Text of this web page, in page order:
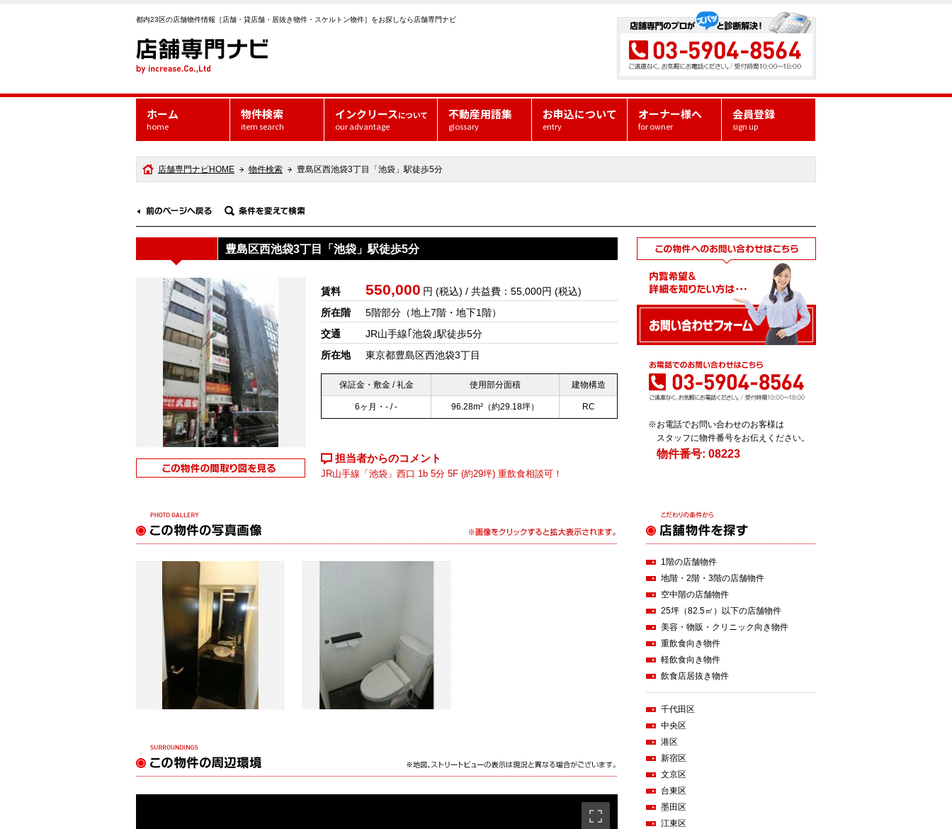
都内23区の店舗物件情報［店舗・貸店舗・居抜き物件・スケルトン物件］をお探しなら店舗専門ナビ
ホーム
home
物件検索
item search
インクリースについて
our advantage
不動産用語集
glossary
お申込について
entry
オーナー様へ
for owner
会員登録
sign up
店舗専門ナビHOME 物件検索 豊島区西池袋3丁目「池袋」駅徒歩5分
豊島区西池袋3丁目「池袋」駅徒歩5分
※お電話でお問い合わせのお客様は
スタッフに物件番号をお伝えください。
物件番号: 08223
賃料 550,000 円 (税込) / 共益費：55,000円 (税込)
所在階
5階部分 （地上7階・地下1階）
交通
JR山手線｢池袋｣駅徒歩5分
所在地
東京都豊島区西池袋3丁目
保証金・敷金 / 礼金 使用部分面積 建物構造
6ヶ月・- / - 96.28m² （約29.18坪） RC
担当者からのコメント
JR山手線「池袋」西口 1b 5分 5F (約29坪) 重飲食相談可！
1階の店舗物件
地階・2階・3階の店舗物件
空中階の店舗物件
25坪（82.5㎡）以下の店舗物件
美容・物販・クリニック向き物件
重飲食向き物件
軽飲食向き物件
飲食店居抜き物件
千代田区
中央区
港区
新宿区
文京区
台東区
墨田区
江東区